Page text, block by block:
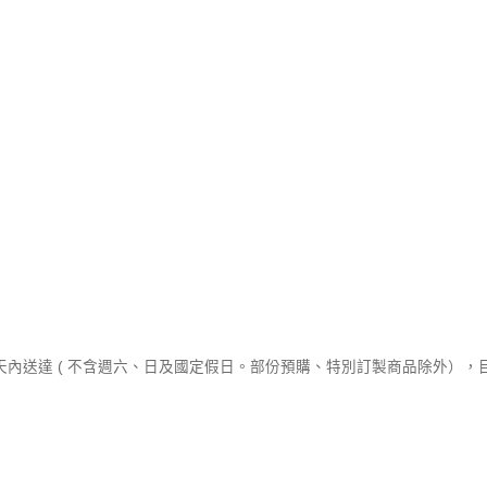
送達 ( 不含週六、日及國定假日。部份預購、特別訂製商品除外），